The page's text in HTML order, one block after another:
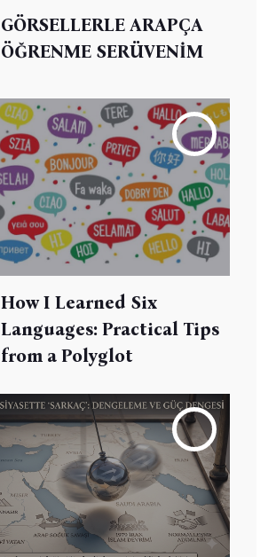
GÖRSELLERLE ARAPÇA
ÖĞRENME SERÜVENİM
How I Learned Six
Languages: Practical Tips
from a Polyglot